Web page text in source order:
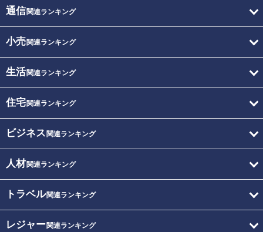
通信関連ランキング
小売関連ランキング
生活関連ランキング
住宅関連ランキング
ビジネス 関連ランキング
人材関連ランキング
トラベル関連ランキング
レジャー関連ランキング